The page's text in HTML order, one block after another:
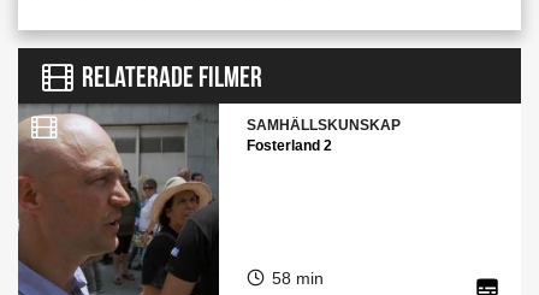
RELATERADE FILMER
SAMHÄLLSKUNSKAP
Fosterland 2
58 min